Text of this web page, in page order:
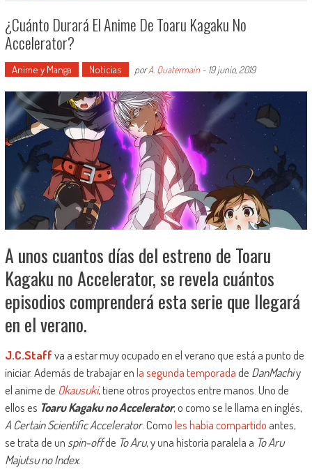
¿Cuánto Durará El Anime De Toaru Kagaku No
Accelerator?
Anime y Manga Noticias porA. Quatermain- 19 junio, 2019
A unos cuantos días del estreno de Toaru
Kagaku no Accelerator, se revela cuántos
episodios comprenderá esta serie que llegará
en el verano.
J.C.Staffva a estar muy ocupado en el verano que está a punto de
iniciar. Además de trabajar enla segunda temporadade DanMachiy
el anime de Okausuki, tiene otros proyectos entre manos. Uno de
ellos es Toaru Kagaku no Accelerator, o como se le llama en inglés,
A Certain Scientific Accelerator. Comoles había compartido antes,
se trata de un spin-offde To Aru, y una historia paralela a To Aru
Majutsu no Index.